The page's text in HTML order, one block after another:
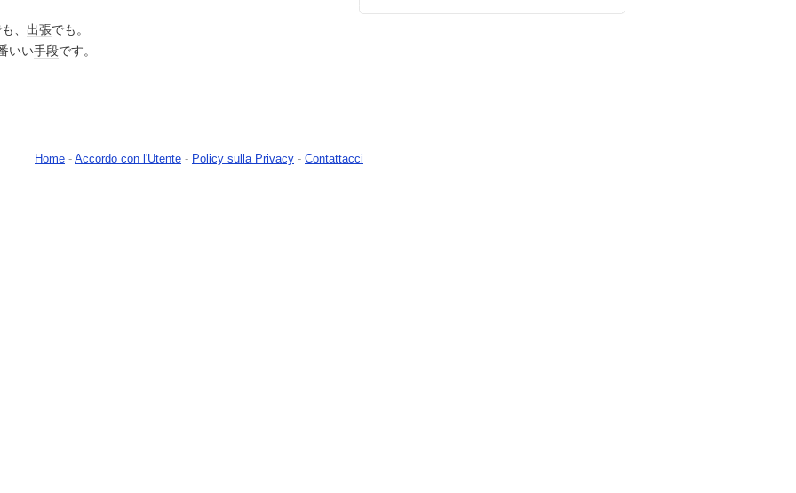
、 出張でも。
いい手段です。
Home - Accordo con l'Utente - Policy sulla Privacy - Contattacci